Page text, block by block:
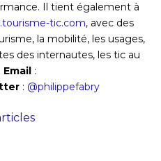
Il tient également à
tic.com, avec des
la mobilité, les usages,
des internautes, les tic au
Email :
: @philippefabry